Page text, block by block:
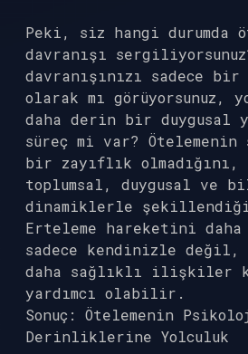
Peki, siz hangi durumda
davranışı
davranışınızı sadece
olarak mı görüyorsunuz,
daha derin bir duygusal
süreç mi var?
bir zayıflık olmadığını,
toplumsal, duygusal ve
dinamiklerle
Erteleme hareketini
sadece kendinizle değil,
daha sağlıklı ilişkiler
yardımcı olabilir.
Sonuç: Ötelemenin
Derinliklerine Yolculuk